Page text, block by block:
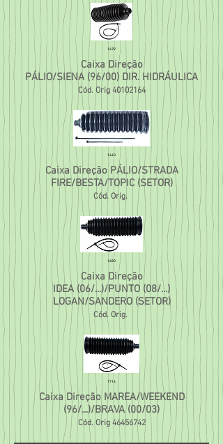
1639
Caixa Direção
PÁLIO/SIENA (96/00) DIR. HIDRÁULICA
Cód. Orig 40102164
1640
Caixa Direção PÁLIO/STRADA
FIRE/BESTA/TOPIC (SETOR)
Cód. Orig.
1680
Caixa Direção
IDEA (06/...)/PUNTO (08/...)
LOGAN/SANDERO (SETOR)
Cód. Orig.
1714
Caixa Direção MAREA/WEEKEND
(96/...)/BRAVA (00/03)
Cód. Orig 46456742